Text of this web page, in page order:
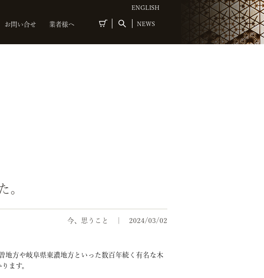
お問い合せ 業者様へ
ENGLISH
NEWS
。
今、思うこと 2024/03/02
地方や岐阜県東濃地方といった数百年続く有名な木
ます。